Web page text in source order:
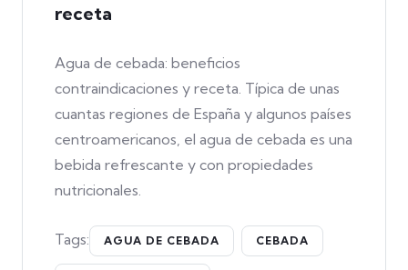
receta
Agua de cebada: beneficios
contraindicaciones y receta. Típica de unas
cuantas regiones de España y algunos países
centroamericanos, el agua de cebada es una
bebida refrescante y con propiedades
nutricionales.
Tags: AGUA DE CEBADA CEBADA